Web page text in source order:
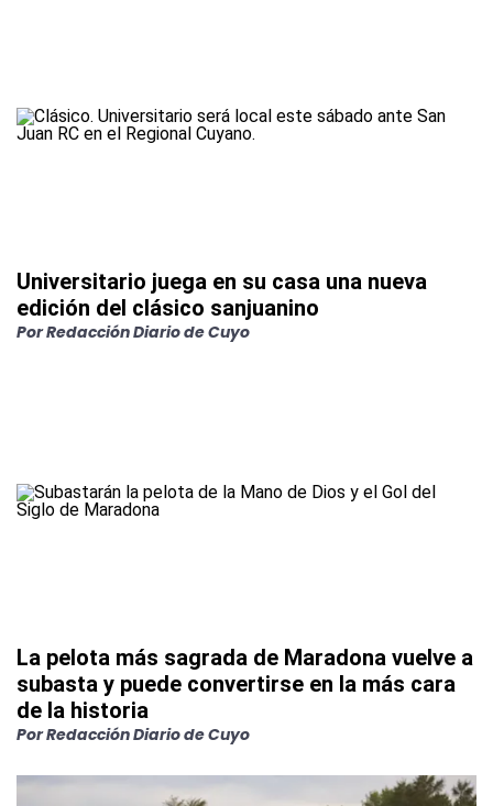
Universitario juega en su casa una nueva
edición del clásico sanjuanino
PorRedacción Diario de Cuyo
La pelota más sagrada de Maradona vuelve a
subasta y puede convertirse en la más cara
de la historia
PorRedacción Diario de Cuyo